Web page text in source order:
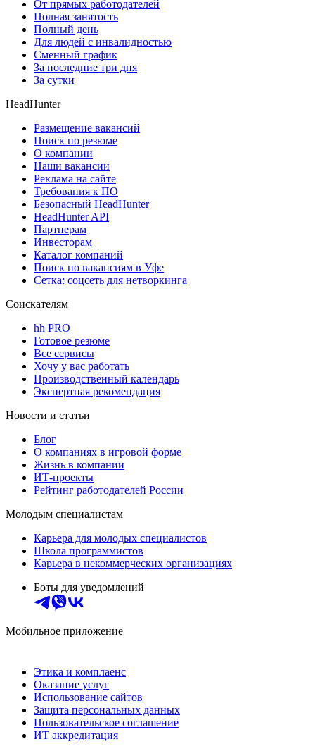
От прямых работодателей
Полная занятость
Полный день
Для людей с инвалидностью
Сменный график
За последние три дня
За сутки
HeadHunter
Размещение вакансий
Поиск по резюме
О компании
Наши вакансии
Реклама на сайте
Требования к ПО
Безопасный HeadHunter
HeadHunter API
Партнерам
Инвесторам
Каталог компаний
Поиск по вакансиям в Уфе
Сетка: соцсеть для нетворкинга
Соискателям
hh PRO
Готовое резюме
Все сервисы
Хочу у вас работать
Производственный календарь
Экспертная рекомендация
Новости и статьи
Блог
О компаниях в игровой форме
Жизнь в компании
ИТ-проекты
Рейтинг работодателей России
Молодым специалистам
Карьера для молодых специалистов
Школа программистов
Карьера в некоммерческих организациях
Боты для уведомлений
Мобильное приложение
Этика и комплаенс
Оказание услуг
Использование сайтов
Защита персональных данных
Пользовательское соглашение
ИТ аккредитация